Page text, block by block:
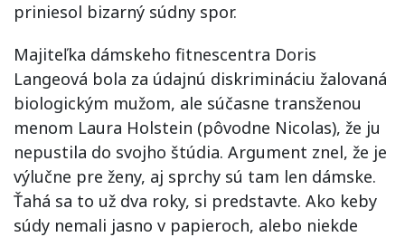
priniesol bizarný súdny spor.
Majiteľka dámskeho fitnescentra Doris
Langeová bola za údajnú diskrimináciu žalovaná
biologickým mužom, ale súčasne transženou
menom Laura Holstein (pôvodne Nicolas), že ju
nepustila do svojho štúdia. Argument znel, že je
výlučne pre ženy, aj sprchy sú tam len dámske.
Ťahá sa to už dva roky, si predstavte. Ako keby
súdy nemali jasno v papieroch, alebo niekde